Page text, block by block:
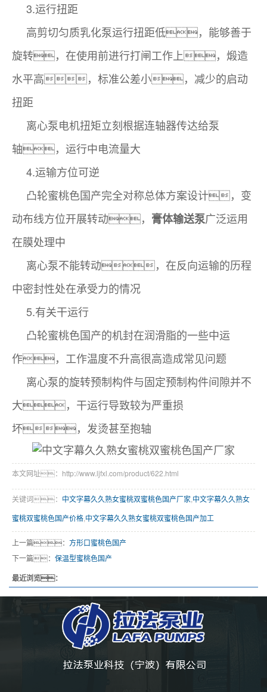
3.运行扭距
高剪切匀质乳化泵运行扭距低，能够善于
旋转，在使用前进行打闸工作上，煅造
水平高，标准公差小，减少的启动
扭距
离心泵电机扭矩立刻根据连轴器传达给泵
轴，运行中电流量大
4.运输方位可逆
凸轮蜜桃色国产完全对称总体方案设计，变
动布线方位开展转动， 膏体输送泵广泛运用
在膜处理中
离心泵不能转动，在反向运输的历程
中密封性处在承受力的情况
5.有关干运行
凸轮蜜桃色国产的机封在润滑脂的一些中运
作，工作温度不升高很高造成常见问题
离心泵的旋转预制构件与固定预制构件间隙并不
大，干运行导致较为严重损
坏，发烫甚至抱轴
本文网址：http://www.ljfxl.com/product/622.html
关键词： 中文字幕久久熟女蜜桃双蜜桃色国产厂家 中文字幕久久熟女
蜜桃双蜜桃色国产价格 中文字幕久久熟女蜜桃双蜜桃色国产加工
上一篇： 方形口蜜桃色国产
下一篇： 保温型蜜桃色国产
最近浏览：